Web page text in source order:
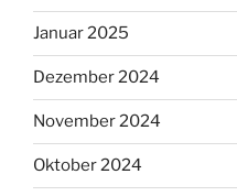
Januar 2025
Dezember 2024
November 2024
Oktober 2024